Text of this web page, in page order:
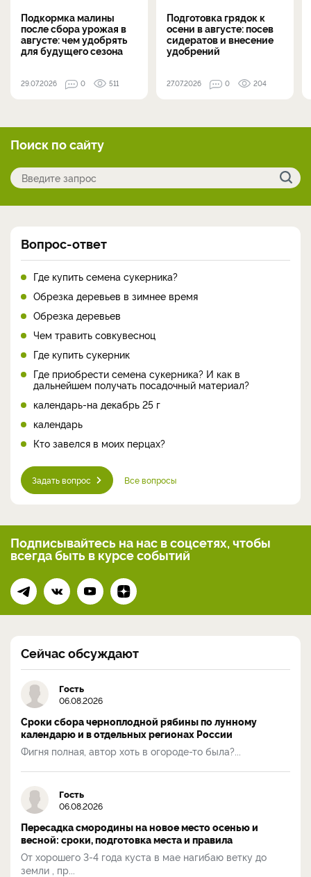
Подкормка малины
после сбора урожая в
августе: чем удобрять
для будущего сезона
29.07.2026 0 511
Подготовка грядок к
осени в августе: посев
сидератов и внесение
удобрений
27.07.2026 0 204
Поиск по сайту
Вопрос-ответ
Где купить семена сукерника?
Обрезка деревьев в зимнее время
Обрезка деревьев
Чем травить совкувесноц
Где купить сукерник
Где приобрести семена сукерника? И как в
дальнейшем получать посадочный материал?
календарь-на декабрь 25 г
календарь
Кто завелся в моих перцах?
Задать вопрос Все вопросы
Подписывайтесь на нас в соцсетях, чтобы
всегдабыть в курсе событий
Сейчас обсуждают
Гость
06.08.2026
Сроки сбора черноплодной рябины по лунному
календарю и в отдельных регионах России
Фигня полная, автор хоть в огороде-то была?...
Гость
06.08.2026
Пересадка смородины на новое место осенью и
весной: сроки, подготовка места и правила
От хорошего 3-4 года куста в мае нагибаю ветку до
земли , пр...